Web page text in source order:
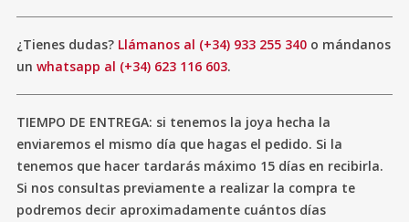
¿Tienes dudas? Llámanos al (+34) 933 255 340 o mándanos
un whatsapp al (+34) 623 116 603.
TIEMPO DE ENTREGA: si tenemos la joya hecha la
enviaremos el mismo día que hagas el pedido. Si la
tenemos que hacer tardarás máximo 15 días en recibirla.
Si nos consultas previamente a realizar la compra te
podremos decir aproximadamente cuántos días